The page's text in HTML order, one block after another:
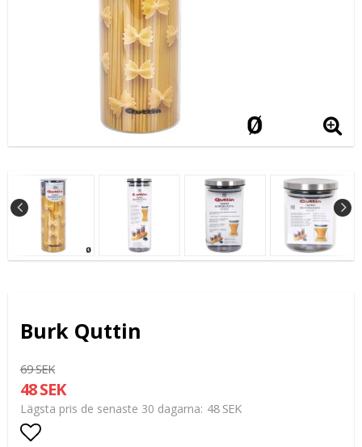
Burk Quttin
69 SEK
48 SEK
Lägsta pris de senaste 30 dagarna 48 SEK